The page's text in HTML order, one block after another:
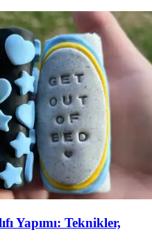
Yapımı: Teknikler,